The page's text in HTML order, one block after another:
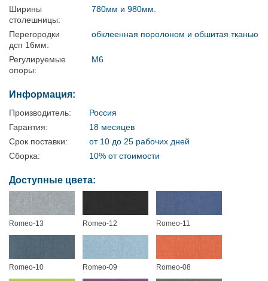
Ширины
столешницы:
780мм и 980мм.
Перегородки
дсп 16мм:
обклеенная поролоном и обшитая тканью
Регулируемые
опоры:
М6
Информация:
Производитель:
Россия
Гарантия:
18 месяцев
Срок поставки:
от 10 до 25 рабочих дней
Сборка:
10% от стоимости
Доступные цвета:
Romeo-13 Romeo-12 Romeo-11
Romeo-10 Romeo-09 Romeo-08